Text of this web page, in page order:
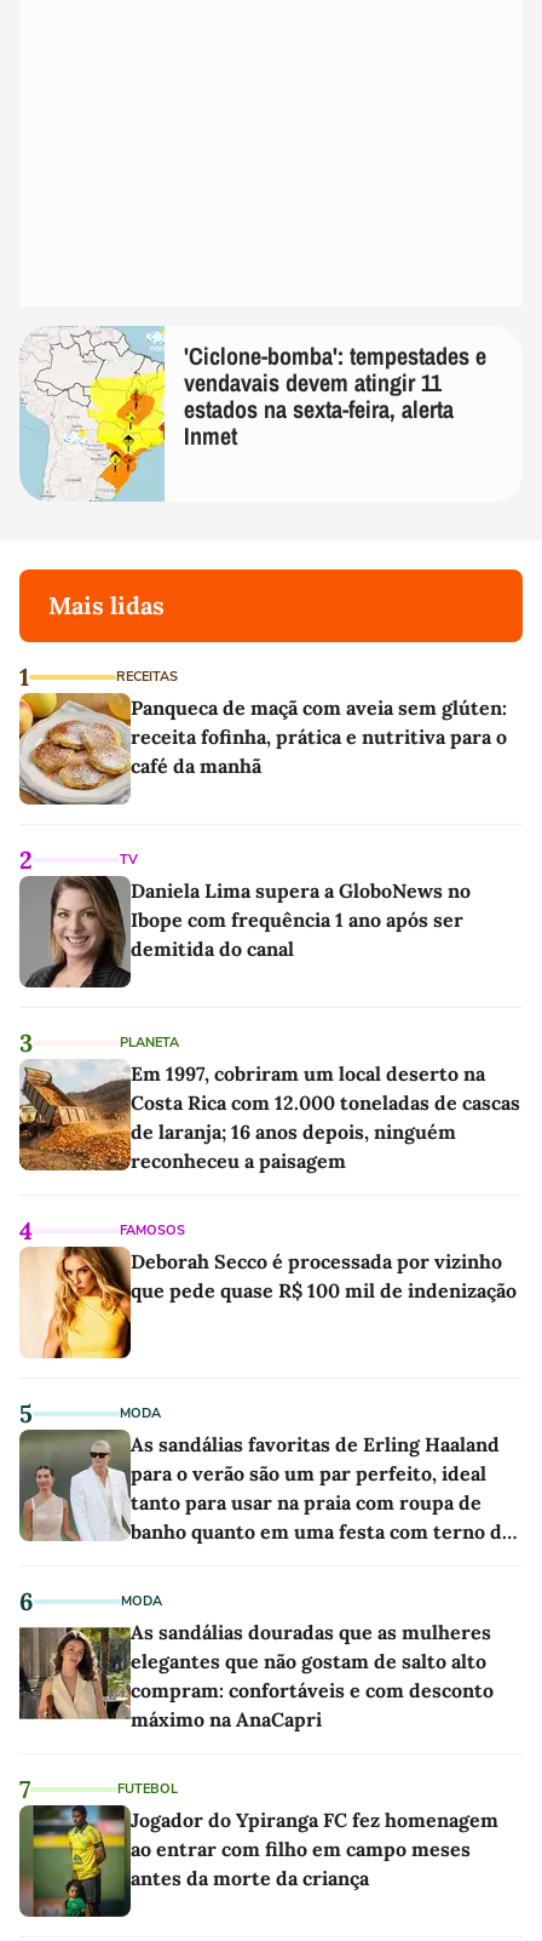
'Ciclone-bomba': tempestades e
vendavais devem atingir 11
estados na sexta-feira, alerta
Inmet
Mais lidas
1 RECEITAS
Panqueca de maçã com aveia sem glúten:
receita fofinha, prática e nutritiva para o
café da manhã
2 TV
Daniela Lima supera a GloboNews no
Ibope com frequência 1 ano após ser
demitida do canal
3 PLANETA
Em 1997, cobriram um local deserto na
Costa Rica com 12.000 toneladas de cascas
de laranja; 16 anos depois, ninguém
reconheceu a paisagem
4 FAMOSOS
Deborah Secco é processada por vizinho
que pede quase R$ 100 mil de indenização
5 MODA
As sandálias favoritas de Erling Haaland
para o verão são um par perfeito, ideal
tanto para usar na praia com roupa de
banho quanto em uma festa com terno de
6 MODA
As sandálias douradas que as mulheres
elegantes que não gostam de salto alto
compram: confortáveis e com desconto
máximo na AnaCapri
7 FUTEBOL
Jogador do Ypiranga FC fez homenagem
ao entrar com filho em campo meses
antes da morte da criança